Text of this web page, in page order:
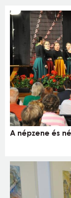
A népzene és